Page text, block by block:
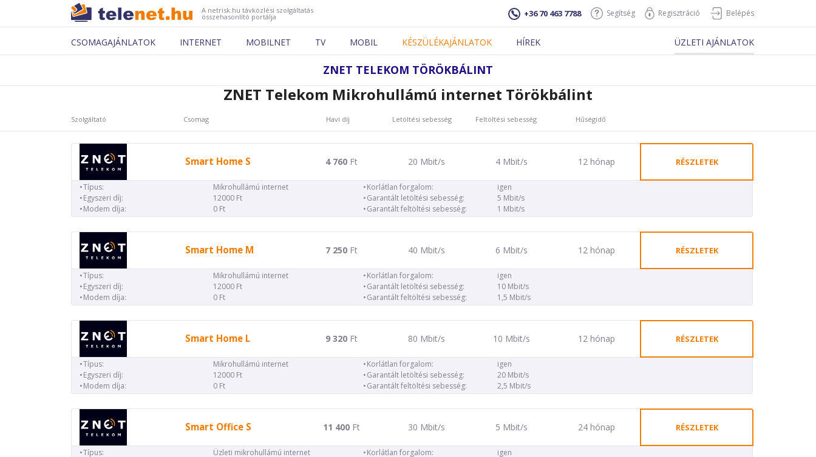
A netrisk.hu távközlési szolgáltatás
összehasonlító portálja +36 70 463 7788 Segítség Regisztráció Belépés
CSOMAGAJÁNLATOK INTERNET MOBILNET TV MOBIL KÉSZÜLÉKAJÁNLATOK HÍREK ÜZLETI AJÁNLATOK
ZNET TELEKOM TÖRÖKBÁLINT
ZNET Telekom Mikrohullámú internet Törökbálint
Szolgáltató Csomag Havi díj Letöltési sebesség Feltöltési sebesség Hűségidő
Smart Home S 4 760Ft 20 Mbit/s 4 Mbit/s 12 hónap RÉSZLETEK
Típus:
Mikrohullámú internet
Egyszeri díj:
12000 Ft
Modem díja:
0 Ft
Korlátlan forgalom:
igen
Garantált letöltési sebesség:
5 Mbit/s
Garantált feltöltési sebesség:
1 Mbit/s
Smart Home M 7 250Ft 40 Mbit/s 6 Mbit/s 12 hónap RÉSZLETEK
Típus:
Mikrohullámú internet
Egyszeri díj:
12000 Ft
Modem díja:
0 Ft
Korlátlan forgalom:
igen
Garantált letöltési sebesség:
10 Mbit/s
Garantált feltöltési sebesség:
1,5 Mbit/s
Smart Home L 9 320Ft 80 Mbit/s 10 Mbit/s 12 hónap RÉSZLETEK
Típus:
Mikrohullámú internet
Egyszeri díj:
12000 Ft
Modem díja:
0 Ft
Korlátlan forgalom:
igen
Garantált letöltési sebesség:
20 Mbit/s
Garantált feltöltési sebesség:
2,5 Mbit/s
Smart Office S 11 400Ft 30 Mbit/s 5 Mbit/s 24 hónap RÉSZLETEK
Típus:
Üzleti mikrohullámú internet
Korlátlan forgalom:
igen